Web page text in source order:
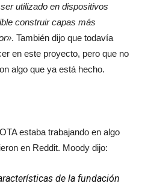
utilizado en dispositivos
construir capas más
. También dijo que todavía
en este proyecto, pero que no
algo que ya está hecho.
estaba trabajando en algo
en Reddit. Moody dijo:
de la fundación